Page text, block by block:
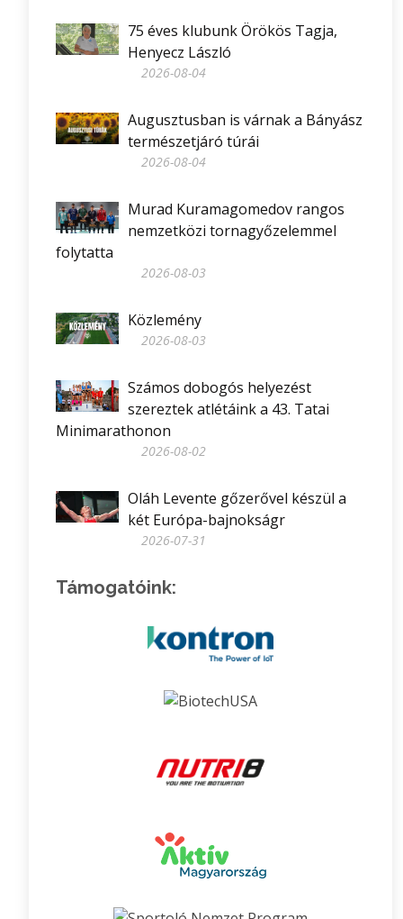
75 éves klubunk Örökös Tagja,
Henyecz László
2026-08-04
Augusztusban is várnak a Bányász
természetjáró túrái
2026-08-04
Murad Kuramagomedov rangos
nemzetközi tornagyőzelemmel
folytatta
2026-08-03
Közlemény
2026-08-03
Számos dobogós helyezést
szereztek atlétáink a 43. Tatai
Minimarathonon
2026-08-02
Oláh Levente gőzerővel készül a
két Európa-bajnokságr
2026-07-31
Támogatóink: